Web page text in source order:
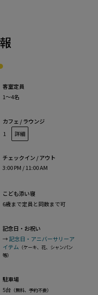
客室定員
1〜4名
カフェ / ラウンジ
1
詳細
チェックイン / アウト
3:00 PM / 11:00 AM
こども添い寝
6歳まで定員と同数まで可
記念日・お祝い
→記念日・アニバーサリーア
イテム （ケーキ、花、シャンパン
等）
駐車場
5台 （無料、予約不要）